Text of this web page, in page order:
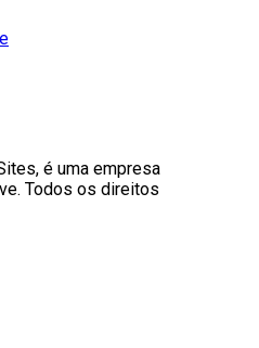
é uma empresa
Todos os direitos